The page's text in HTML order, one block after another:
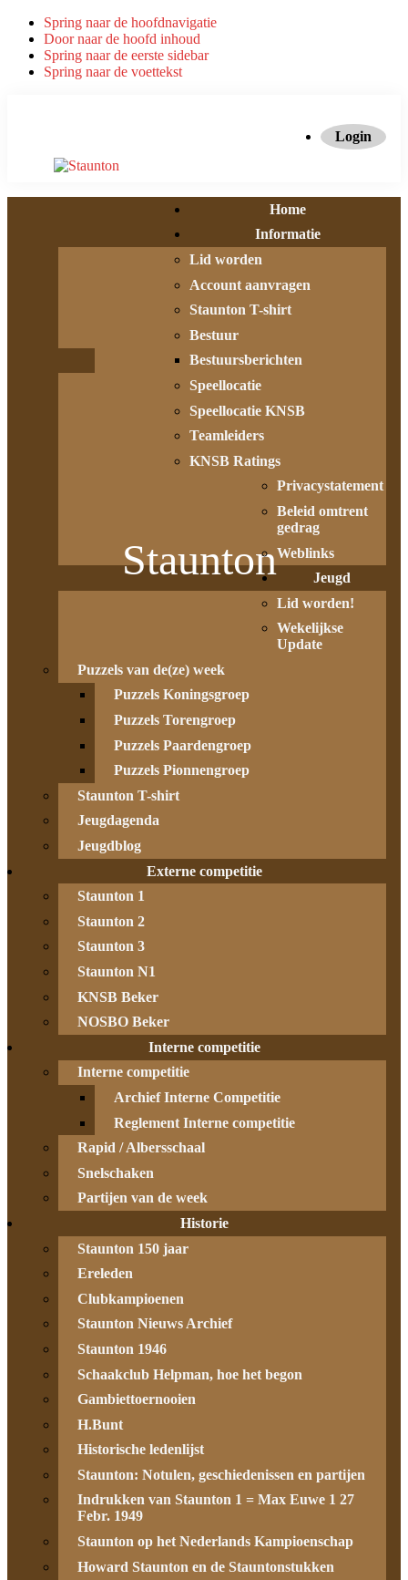
Spring naar de hoofdnavigatie
Door naar de hoofd inhoud
Spring naar de eerste sidebar
Spring naar de voettekst
Login
Staunton
Home
Informatie
Lid worden
Account aanvragen
Staunton T-shirt
Bestuur
Bestuursberichten
Speellocatie
Speellocatie KNSB
Teamleiders
KNSB Ratings
Privacystatement
Beleid omtrent
gedrag
Weblinks
Jeugd
Lid worden!
Wekelijkse
Update
Puzzels van de(ze) week
Puzzels Koningsgroep
Puzzels Torengroep
Puzzels Paardengroep
Puzzels Pionnengroep
Staunton T-shirt
Jeugdagenda
Jeugdblog
Externe competitie
Staunton 1
Staunton 2
Staunton 3
Staunton N1
KNSB Beker
NOSBO Beker
Interne competitie
Interne competitie
Archief Interne Competitie
Reglement Interne competitie
Rapid / Albersschaal
Snelschaken
Partijen van de week
Historie
Staunton 150 jaar
Ereleden
Clubkampioenen
Staunton Nieuws Archief
Staunton 1946
Schaakclub Helpman, hoe het begon
Gambiettoernooien
H.Bunt
Historische ledenlijst
Staunton: Notulen, geschiedenissen en partijen
Indrukken van Staunton 1 = Max Euwe 1 27
Febr. 1949
Staunton op het Nederlands Kampioenschap
Howard Staunton en de Stauntonstukken